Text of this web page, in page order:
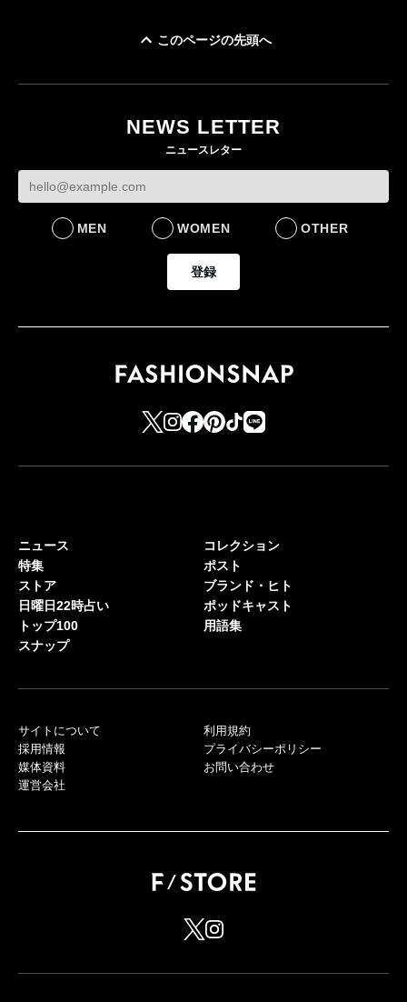
このページの先頭へ
NEWS LETTER
ニュースレター
MEN WOMEN OTHER
登録
ニュース
特集
ストア
日曜日22時占い
トップ100
スナップ
コレクション
ポスト
ブランド・ヒト
ポッドキャスト
用語集
サイトについて
採用情報
媒体資料
運営会社
利用規約
プライバシーポリシー
お問い合わせ